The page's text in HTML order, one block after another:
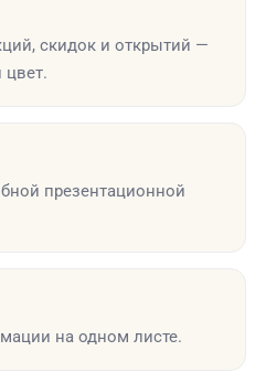
скидок и открытий —
цвет.
презентационной
на одном листе.